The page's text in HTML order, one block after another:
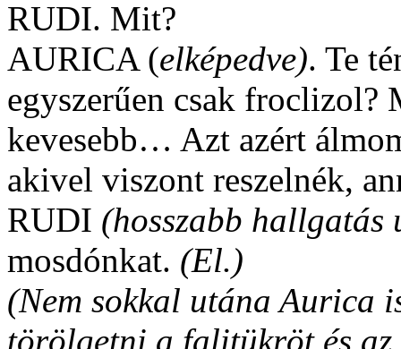
RUDI. Mit?
AURICA (elképedve). Te
egyszerűen csak froclizol?
kevesebb… Azt azért
akivel viszont reszelnék,
RUDI (hosszabb hallgatás
mosdónkat. (El.)
(Nem sokkal utána Aurica
törölgetni a falitükröt és az